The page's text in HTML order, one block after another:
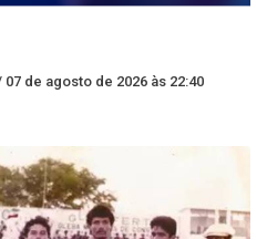
07 de agosto de 2026 às 22:40